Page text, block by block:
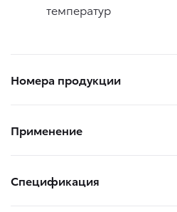
температур
Номера продукции
Применение
Спецификация